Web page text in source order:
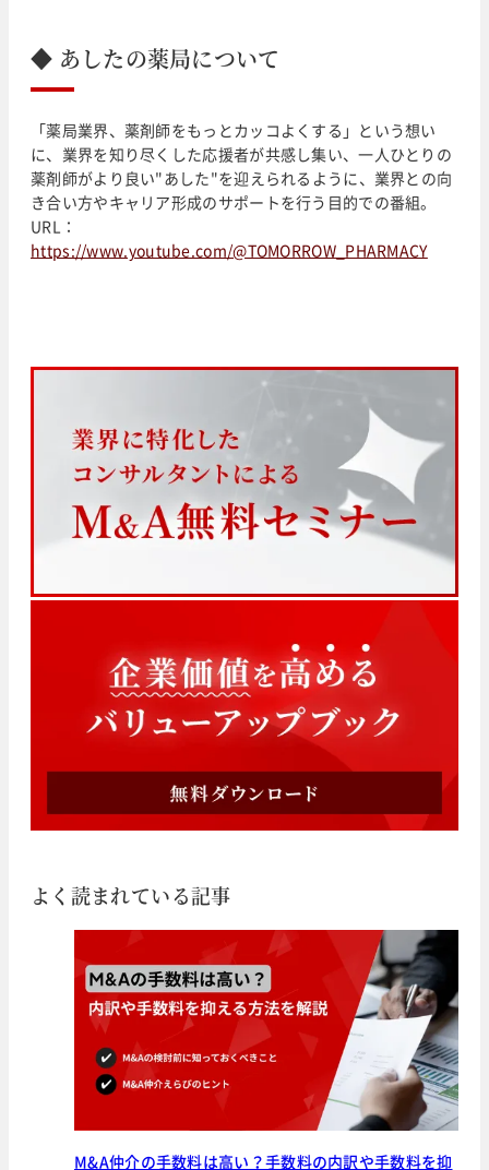
◆ あしたの薬局について
「薬局業界、薬剤師をもっとカッコよくする」という想い
に、業界を知り尽くした応援者が共感し集い、一人ひとりの
薬剤師がより良い"あした"を迎えられるように、業界との向
き合い方やキャリア形成のサポートを行う目的での番組。
URL：
https://www.youtube.com/@TOMORROW_PHARMACY
よく読まれている記事
M&A仲介の手数料は高い？手数料の内訳や手数料を抑